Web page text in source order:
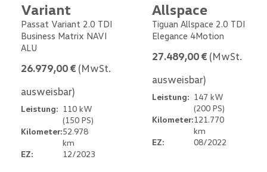
Variant
Passat Variant 2.0 TDI
Business Matrix NAVI
ALU
26.979,00 € (MwSt.
ausweisbar)
Leistung: 110 kW
(150 PS)
Kilometer:52.978
km
EZ:
12/2023
Allspace
Tiguan Allspace 2.0 TDI
Elegance 4Motion
27.489,00 € (MwSt.
ausweisbar)
Leistung: 147 kW
(200 PS)
Kilometer:121.770
km
EZ:
08/2022